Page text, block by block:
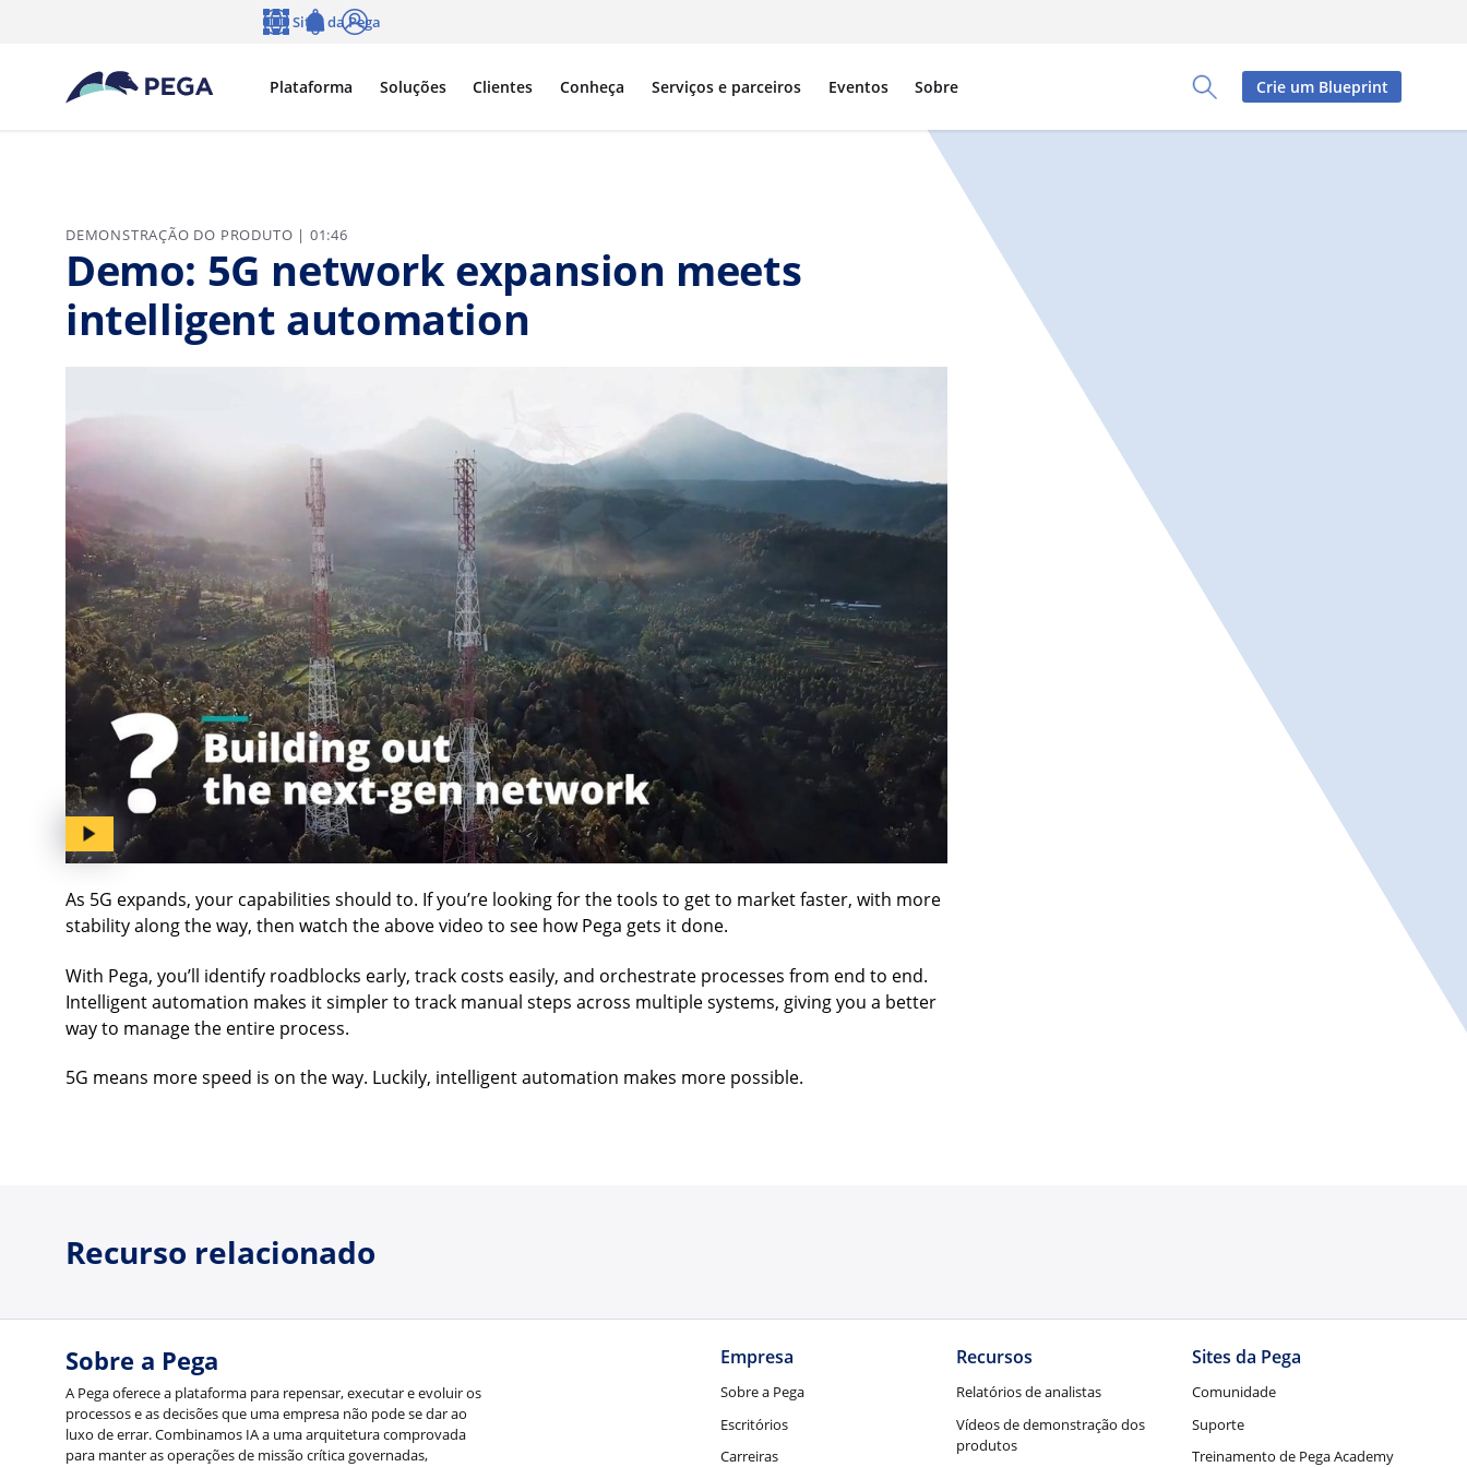
Pular para o conteúdo principal
Toggle Search Panel
Plataforma Soluções Clientes Conheça Serviços e parceiros Eventos Sobre
Sites da Pega
Crie um Blueprint
DEMONSTRAÇÃO DO PRODUTO | 01:46
Demo: 5G network expansion meets
intelligent automation
As 5G expands, your capabilities should to. If you’re looking for the tools to get to market faster, with more
stability along the way, then watch the above video to see how Pega gets it done.
With Pega, you’ll identify roadblocks early, track costs easily, and orchestrate processes from end to end.
Intelligent automation makes it simpler to track manual steps across multiple systems, giving you a better
way to manage the entire process.
5G means more speed is on the way. Luckily, intelligent automation makes more possible.
Recurso relacionado
Sobre a Pega
A Pega oferece a plataforma para repensar, executar e evoluir os
processos e as decisões que uma empresa não pode se dar ao
luxo de errar. Combinamos IA a uma arquitetura comprovada
para manter as operações de missão crítica governadas,
Empresa
Sobre a Pega
Escritórios
Carreiras
Recursos
Relatórios de analistas
Vídeos de demonstração dos
produtos
Sites da Pega
Comunidade
Suporte
Treinamento de Pega Academy